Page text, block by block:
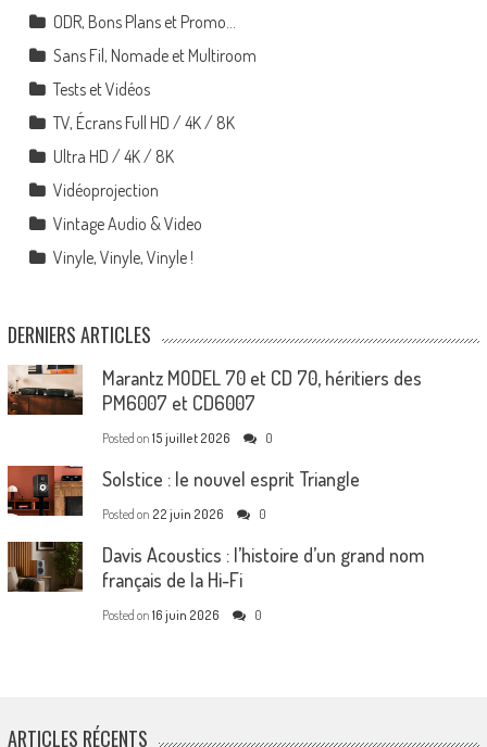
ODR, Bons Plans et Promo…
Sans Fil, Nomade et Multiroom
Tests et Vidéos
TV, Écrans Full HD / 4K / 8K
Ultra HD / 4K / 8K
Vidéoprojection
Vintage Audio & Video
Vinyle, Vinyle, Vinyle !
DERNIERS ARTICLES
Marantz MODEL 70 et CD 70, héritiers des
PM6007 et CD6007
Posted on 15 juillet 2026 0
Solstice : le nouvel esprit Triangle
Posted on 22 juin 2026 0
Davis Acoustics : l’histoire d’un grand nom
français de la Hi-Fi
Posted on 16 juin 2026 0
ARTICLES RÉCENTS